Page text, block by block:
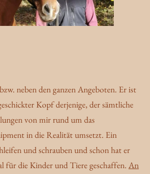
neben den ganzen Angeboten. Er ist
Kopf derjenige, der sämtliche
von mir rund um das
in die Realität umsetzt. Ein
und schrauben und schon hat er
für die Kinder und Tiere geschaffen. An